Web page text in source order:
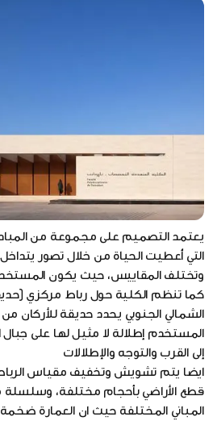
يعتمد التصميم على مجموعة من
التي أُعطيت الحياة من خلال تصور يتداخل
وتختلف المقاييس، حيث يكون
كما تنظم الكلية حول رباط مركزي
الشمالي الجنوبي يحدد حديقة للأركان
المستخدم إطلالة لا مثيل لها على
إلى القرب والتوجه والإطلالات
ايضا يتم تشويش وتخفيف مقياس
قطع الأراضي بأحجام مختلفة، وسلسلة
المباني المختلفة حيث ان العمارة